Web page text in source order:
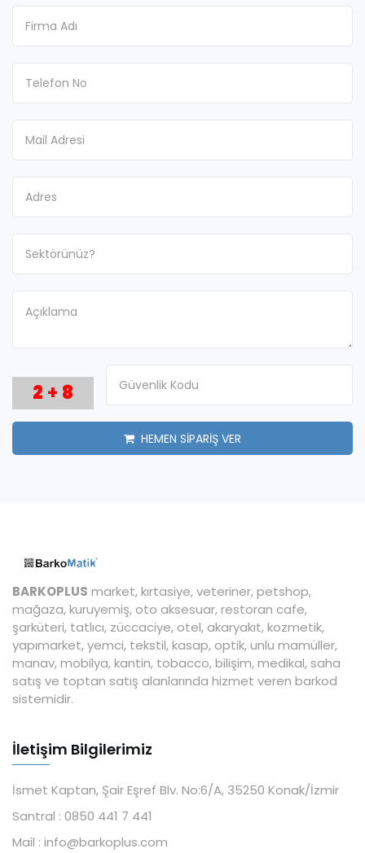
2 + 8
HEMEN SİPARİŞ VER
BARKOPLUS market, kırtasiye, veteriner, petshop,
mağaza, kuruyemiş, oto aksesuar, restoran cafe,
şarküteri, tatlıcı, züccaciye, otel, akaryakıt, kozmetik,
yapımarket, yemci, tekstil, kasap, optik, unlu mamüller,
manav, mobilya, kantin, tobacco, bilişim, medikal, saha
satış ve toptan satış alanlarında hizmet veren barkod
sistemidir.
İletişim Bilgilerimiz
İsmet Kaptan, Şair Eşref Blv. No:6/A, 35250 Konak/İzmir
Santral : 0850 441 7 441
Mail : info@barkoplus.com